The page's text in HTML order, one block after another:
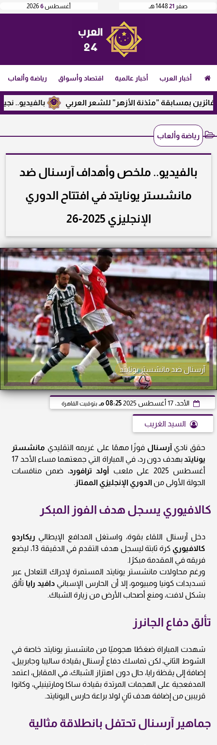
أغسطس6
2026 صفر 211448 هـ
أخبار العرب أخبار عالمية اقتصاد وأسواق رياضة وألعاب
بالفيديو.. نجيب بمسابقة ”مئذنة الأزهر” للشعر العربي
رياضة وألعاب
بالفيديو.. ملخص وأهداف آرسنال ضد
مانشستر يونايتد في افتتاح الدوري
الإنجليزي 2025-26
آرسنال ضد مانشستر يونايتد
الأحد، 17 أغسطس 2025 08:25 مـ بتوقيت القاهرة
السيد الغريب
حقق نادي آرسنال فوزًا مهمًا على غريمه التقليدي مانشستر
يونايتد
بهدف دون رد، في المباراة التي جمعتهما مساء الأحد 17
أغسطس 2025 على ملعب
أولد ترافورد، ضمن منافسات
الجولة الأولى من الدوري الإنجليزي الممتاز .
كالافيوري يسجل هدف الفوز المبكر
دخل آرسنال اللقاء بقوة، واستغل المدافع الإيطالي ريكاردو
كالافيوري
كرة ثابتة ليسجل هدف التقدم في الدقيقة 13، ليضع
فريقه في المقدمة مبكرًا.
ورغم محاولات مانشستر يونايتد المستمرة لإدراك التعادل عبر
تسديدات كونيا ومبيومو، إلا أن الحارس الإسباني دافيد رايا تألق
بشكل لافت، ومنع أصحاب الأرض من زيارة الشباك.
تألق دفاع الجانرز
شهدت المباراة ضغطًا هجوميًا من مانشستر يونايتد خاصة في
الشوط الثاني، لكن تماسك دفاع آرسنال بقيادة ساليبا وجابرييل،
إضافة إلى يقظة رايا، حال دون اهتزاز الشباك، في المقابل، اعتمد
المدفعجية على الهجمات المرتدة بقيادة ساكا ومارتينيلي، وكانوا
قريبين من إضافة هدف ثانٍ لولا براعة حارس اليونايتد.
جماهير آرسنال تحتفل بانطلاقة مثالية